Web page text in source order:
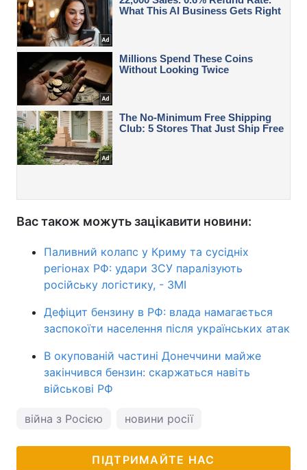
Вас також можуть зацікавити новини:
Паливний колапс у Криму та сусідніх
регіонах РФ: удари ЗСУ паралізують
російську логістику, - ЗМІ
Дефіцит бензину в РФ: влада намагається
заспокоїти населення після українських атак
В окупованій частині Донеччини майже
закінчився бензин: скаржаться навіть
військові РФ
війна з Росією новини росії
ПІДТРИМАЙТЕ НАС